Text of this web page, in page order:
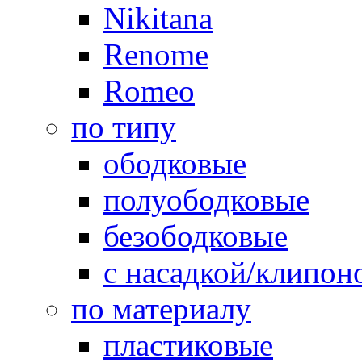
Nikitana
Renome
Romeo
по типу
ободковые
полуободковые
безободковые
с насадкой/
по материалу
пластиковые